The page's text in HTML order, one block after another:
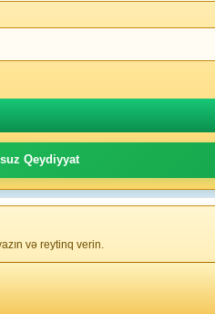
Qeydiyyat
və reytinq verin.